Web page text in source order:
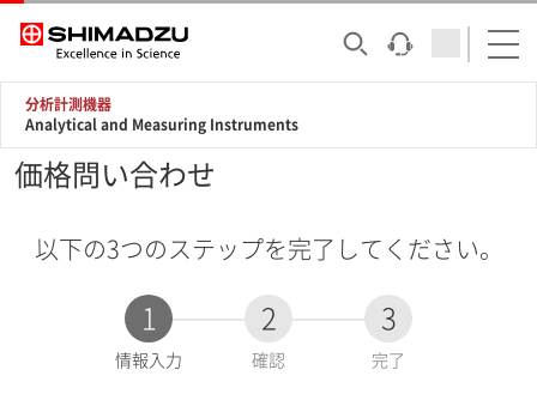
分析計測機器
Analytical and Measuring Instruments
価格問い合わせ
以下の3つのステップを完了してください。
1
現
情報入力
2
確認
3
完了